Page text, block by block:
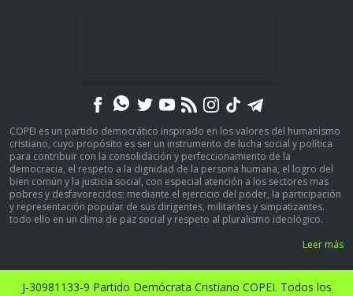
COPEI es un partido democrático inspirado en los valores del humanismo
cristiano, cuyo propósito es ser un instrumento de lucha social y política
para contribuir con la consolidación y perfeccionamiento de la
democracia, el respeto a la dignidad de la persona humana, el logro del
bien común y la justicia social, con especial atención a los sectores mas
pobres y desfavorecidos; mediante el ejercicio del poder, la participación
y representación popular de sus dirigentes, militantes y simpatizantes.
todo ello en un clima de paz social y respeto al pluralismo ideológico.
Leer más
J-30981133-9 Partido Demócrata Cristiano COPEI. Todos los